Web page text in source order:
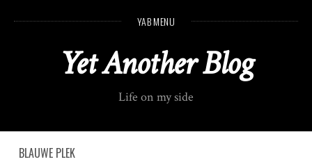
n
YAB MENU
Yet Another Blog
Life on my side
BLAUWE PLEK